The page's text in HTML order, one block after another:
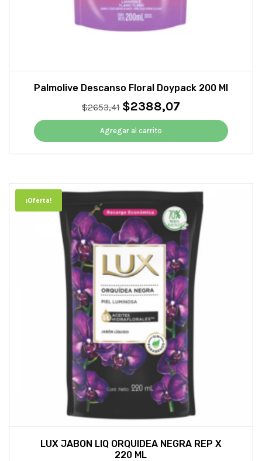
Palmolive Descanso Floral Doypack 200 Ml
$2653,41 El
precio
original
era:
$2653,41.
$2388,07El
precio
es:
$2388,07.
Agregar al carrito
¡Oferta!
LUX JABON LIQ ORQUIDEA NEGRA REP X
220 ML